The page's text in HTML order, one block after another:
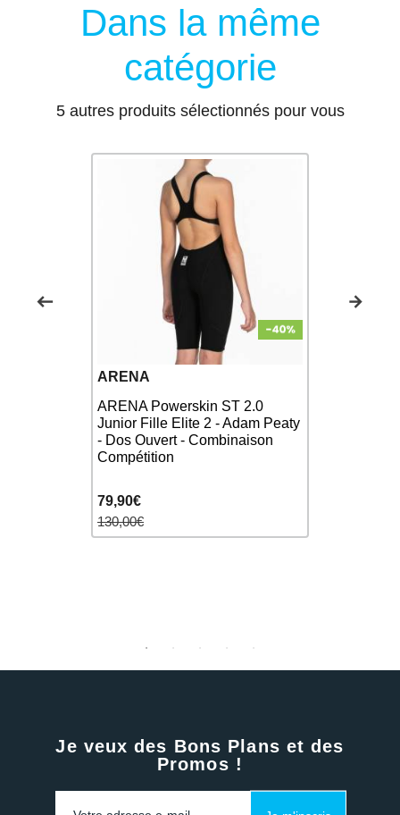
Dans la même
catégorie
5 autres produits sélectionnés pour vous
ARENA
ARENA Powerskin ST 2.0
Junior Fille Elite 2 - Adam Peaty
- Dos Ouvert - Combinaison
Compétition
79,90€
130,00€
Je veux des Bons Plans et des
Promos !